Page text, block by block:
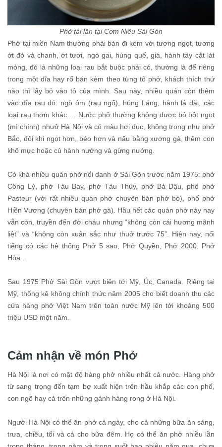
Phở tái lăn tại Cơm Niêu Sài Gòn
Phở tại miền Nam thường phải bán đi kèm với tương ngọt, tương
ớt đỏ và chanh, ớt tươi, ngò gai, húng quế, giá, hành tây cắt lát
mỏng, đó là những loại rau bắt buộc phải có, thường là để riêng
trong một dĩa hay rổ bán kèm theo từng tô phở, khách thích thứ
nào thì lấy bỏ vào tô của mình. Sau này, nhiều quán còn thêm
vào đĩa rau đó: ngò ôm (rau ngổ), húng Láng, hành lá dài, các
loại rau thơm khác…. Nước phở thường không được bỏ bột ngọt
(mì chính) nhưở Hà Nội và có màu hơi đục, không trong như phở
Bắc, đôi khi ngọt hơn, béo hơn và nấu bằng xương gà, thêm con
khô mực hoặc củ hành nướng và gừng nướng.
Có khá nhiều quán phở nổi danh ở Sài Gòn trước năm 1975: phở
Công Lý, phở Tàu Bay, phở Tàu Thủy, phở Bà Dậu, phố phở
Pasteur (với rất nhiều quán phở chuyên bán phở bò), phố phở
Hiền Vương (chuyên bán phở gà). Hầu hết các quán phở này nay
vẫn còn, truyền đến đời cháu nhưng “không còn cái hương mãnh
liệt” và “không còn xuân sắc như thuở trước 75”. Hiện nay, nổi
tiếng có các hệ thống Phở 5 sao, Phở Quyền, Phở 2000, Phở
Hòa...
Sau 1975 Phở Sài Gòn vượt biên tới Mỹ, Úc, Canada. Riêng tại
Mỹ, thống kê không chính thức năm 2005 cho biết doanh thu các
cửa hàng phở Việt Nam trên toàn nước Mỹ lên tới khoảng 500
triệu USD một năm.
Cảm nhận về món Phở
Hà Nội là nơi có mật độ hàng phở nhiều nhất cả nước. Hàng phở
từ sang trọng đến tạm bợ xuất hiện trên hầu khắp các con phố,
con ngõ hay cả trên những gánh hàng rong ở Hà Nội.
Người Hà Nội có thể ăn phở cả ngày, cho cả những bữa ăn sáng,
trưa, chiều, tối và cả cho bữa đêm. Họ có thể ăn phở nhiều lần